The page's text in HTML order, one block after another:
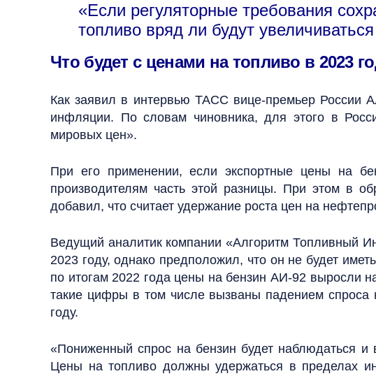
«Если регуляторные требования
топливо вряд ли будут
Что будет с ценами на топливо в 2023
Как заявил в интервью ТАСС вице-премьер России
инфляции. По словам чиновника, для этого в
мировых цен».
При его применении, если экспортные цены на
производителям часть этой разницы. При этом в
добавил, что считает удержание роста цен на
Ведущий аналитик компании «Алгоритм Топливный
2023 году, однако предположил, что он не будет
по итогам 2022 года цены на бензин АИ-92 выросли
такие цифры в том числе вызваны падением спроса
году.
«Пониженный спрос на бензин будет наблюдаться
Цены на топливо должны удержаться в пределах